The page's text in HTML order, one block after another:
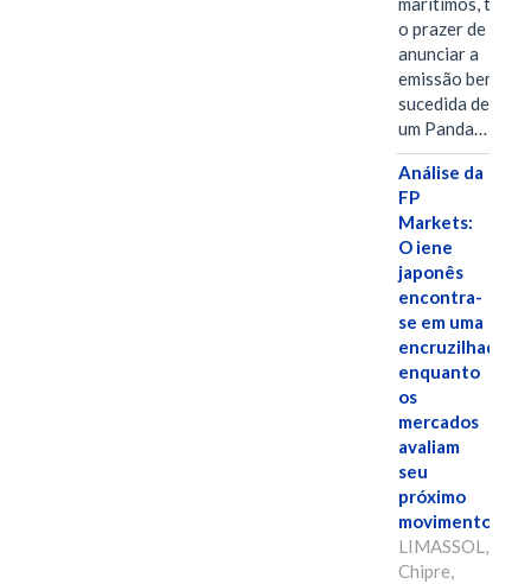
o prazer de
anunciar a
emissão bem-
sucedida de
um Panda…
Análise da
FP
Markets:
O iene
japonês
encontra-
se em uma
encruzilhada
enquanto
os
mercados
avaliam
seu
próximo
movimento.
LIMASSOL,
Chipre,